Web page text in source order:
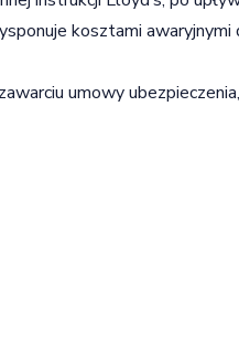
kosztami awaryjnymi
umowy ubezpieczenia,